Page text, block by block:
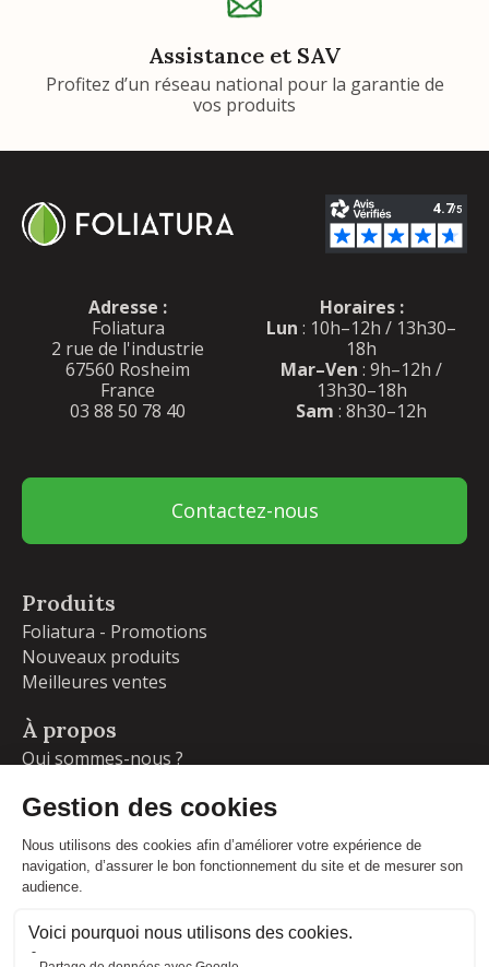
Assistance et SAV
Profitez d’un réseau national pour la garantie de
vos produits
Adresse :
Foliatura
2 rue de l'industrie
67560 Rosheim
France
03 88 50 78 40
Horaires :
Lun : 10h–12h / 13h30–
18h
Mar–Ven : 9h–12h /
13h30–18h
Sam : 8h30–12h
Contactez-nous
Produits
Foliatura - Promotions
Nouveaux produits
Meilleures ventes
À propos
Qui sommes-nous ?
Livraisons et retours
Blog
Votre compte
Commandes
Adresses